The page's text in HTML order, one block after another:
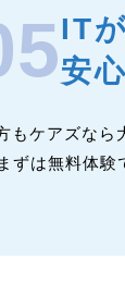
IT
安
もケアズなら
ずは無料体験